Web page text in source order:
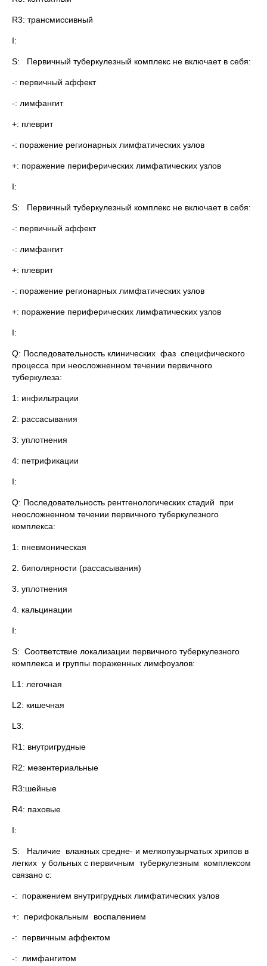
R3: трансмиссивный
I:
S: Первичный туберкулезный комплекс не включает в себя:
-: первичный аффект
-: лимфангит
+: плеврит
-: поражение регионарных лимфатических узлов
+: поражение периферических лимфатических узлов
I:
S: Первичный туберкулезный комплекс не включает в себя:
-: первичный аффект
-: лимфангит
+: плеврит
-: поражение регионарных лимфатических узлов
+: поражение периферических лимфатических узлов
I:
Q: Последовательность клинических фаз специфического
процесса при неосложненном течении первичного
туберкулеза:
1: инфильтрации
2: рассасывания
3: уплотнения
4: петрификации
I:
Q: Последовательность рентгенологических стадий при
неосложненном течении первичного туберкулезного
комплекса:
1: пневмоническая
2. биполярности (рассасывания)
3. уплотнения
4. кальцинации
I:
S: Соответствие локализации первичного туберкулезного
комплекса и группы пораженных лимфоузлов:
L1: легочная
L2: кишечная
L3:
R1: внутригрудные
R2: мезентериальные
R3:шейные
R4: паховые
I:
S: Наличие влажных средне- и мелкопузырчатых хрипов в
легких у больных с первичным туберкулезным комплексом
связано с:
-: поражением внутригрудных лимфатических узлов
+: перифокальным воспалением
-: первичным аффектом
-: лимфангитом